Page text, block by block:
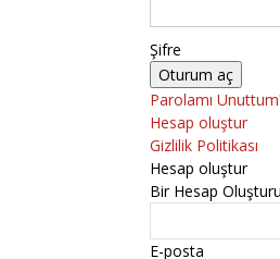
Şifre
Parolamı
Hesap oluştur
Gizlilik Politikası
Hesap oluştur
Bir Hesap
E-posta